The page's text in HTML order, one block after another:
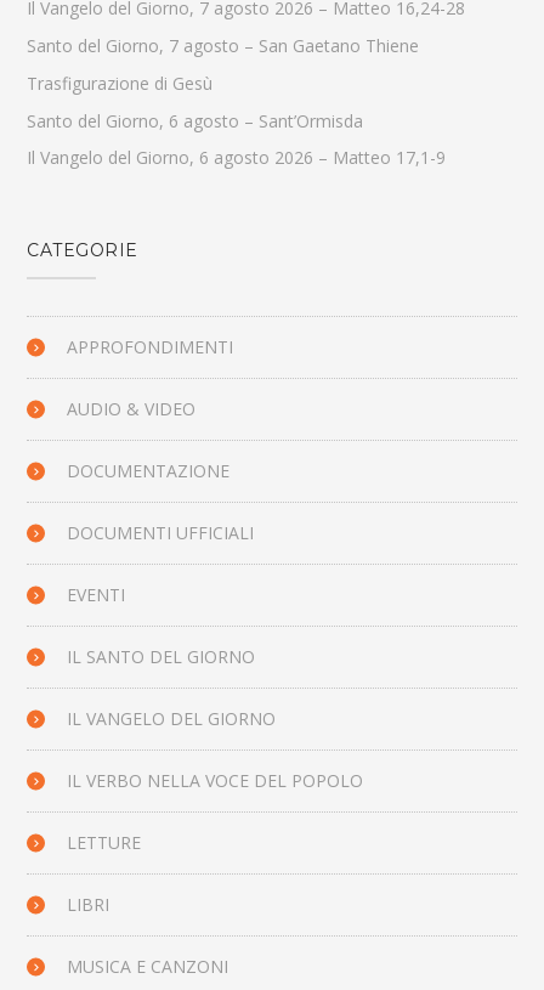
Il Vangelo del Giorno, 7 agosto 2026 – Matteo 16,24-28
Santo del Giorno, 7 agosto – San Gaetano Thiene
Trasfigurazione di Gesù
Santo del Giorno, 6 agosto – Sant’Ormisda
Il Vangelo del Giorno, 6 agosto 2026 – Matteo 17,1-9
CATEGORIE
APPROFONDIMENTI
AUDIO & VIDEO
DOCUMENTAZIONE
DOCUMENTI UFFICIALI
EVENTI
IL SANTO DEL GIORNO
IL VANGELO DEL GIORNO
IL VERBO NELLA VOCE DEL POPOLO
LETTURE
LIBRI
MUSICA E CANZONI